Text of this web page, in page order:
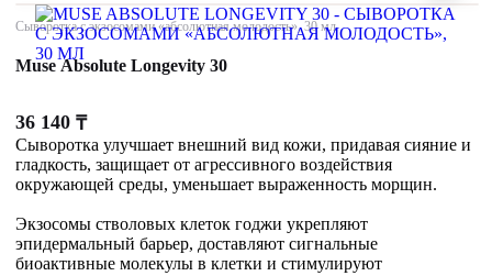
Сыворотка с экзосомами «абсолютная молодость», 30 мл
Muse Absolute Longevity 30
36 140 ₸
Сыворотка улучшает внешний вид кожи, придавая сияние и
гладкость, защищает от агрессивного воздействия
окружающей среды, уменьшает выраженность морщин.
Экзосомы стволовых клеток годжи укрепляют
эпидермальный барьер, доставляют сигнальные
биоактивные молекулы в клетки и стимулируют